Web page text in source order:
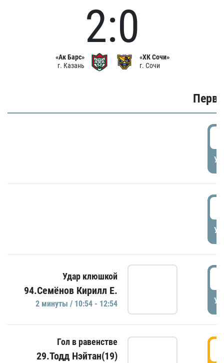
«Ак Барс»
г. Казань
2:0
«ХК Сочи»
г. Сочи
Удар клюшкой
94.Семёнов Кирилл Е.
2 минуты / 10:54 - 12:54
Гол в равенстве
29.Тодд Нэйтан(19)